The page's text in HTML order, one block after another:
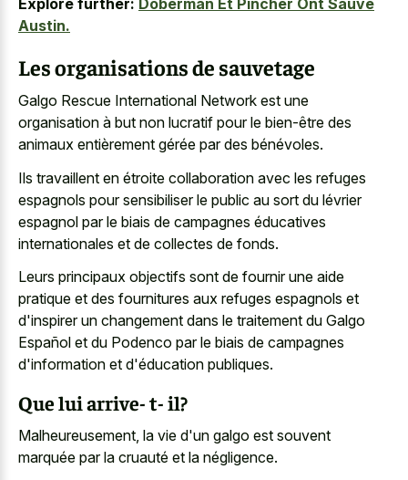
Austin.
Les organisations de sauvetage
Galgo Rescue International Network est une
organisation à but non lucratif pour le bien-être des
animaux entièrement gérée par des bénévoles.
Ils travaillent en étroite collaboration avec les refuges
espagnols pour sensibiliser le public au sort du lévrier
espagnol par le biais de campagnes éducatives
internationales et de collectes de fonds.
Leurs principaux objectifs sont de fournir une aide
pratique et des fournitures aux refuges espagnols et
d'inspirer un changement dans le traitement du Galgo
Español et du Podenco par le biais de campagnes
d'information et d'éducation publiques.
Que lui arrive- t- il?
Malheureusement, la vie d'un galgo est souvent
marquée par la cruauté et la négligence.